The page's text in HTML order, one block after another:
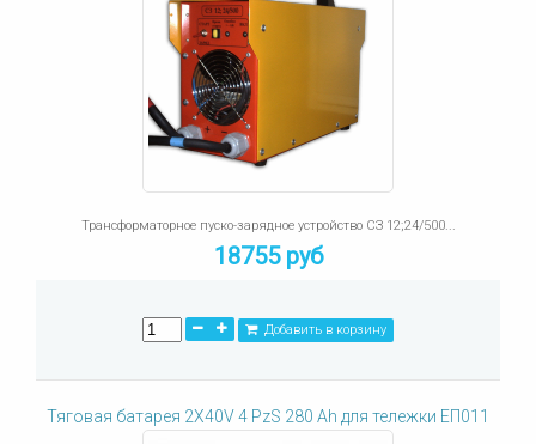
Трансформаторное пуско-зарядное устройство СЗ 12;24/500...
18755 руб
Добавить в корзину
Тяговая батарея 2X40V 4 PzS 280 Ah для тележки ЕП011